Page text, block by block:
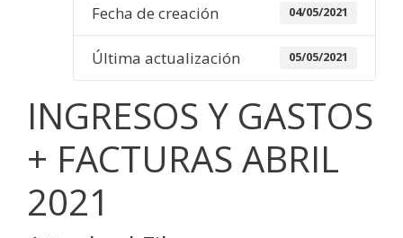
Fecha de creación 04/05/2021
Última actualización 05/05/2021
INGRESOS Y GASTOS
+ FACTURAS ABRIL
2021